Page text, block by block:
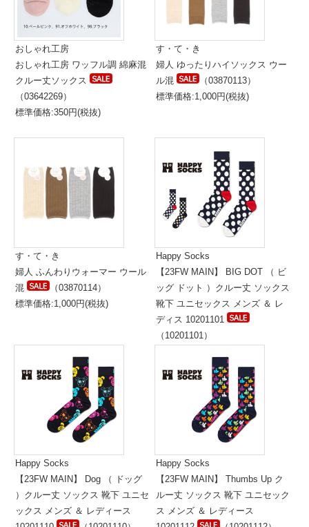
おしゃれ工房
おしゃれ工房 ワッフル調 綿麻混
クルー丈ソックス
（03642269）
標準価格:350円(税抜)
す・て・き
婦人 ゆったりハイソックス ウー
ル混
（03870113）
標準価格:1,000円(税抜)
す・て・き
婦人 ふんわりウォーマー ウール
混
（03870114）
標準価格:1,000円(税抜)
Happy Socks
【23FW MAIN】 BIG DOT （ ビ
ッグ ドット ）クルー丈 ソックス
靴下 ユニセックス メンズ ＆ レ
ディス 10201101
（10201101）
Happy Socks
【23FW MAIN】 Dog （ ドッグ
）クルー丈 ソックス 靴下 ユニセ
ックス メンズ ＆ レディース
Happy Socks
【23FW MAIN】 Thumbs Up ク
ルー丈 ソックス 靴下 ユニセック
ス メンズ ＆ レディース